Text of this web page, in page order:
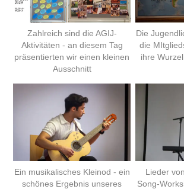
Zahlreich sind die AGIJ-
Aktivitäten - an diesem Tag
präsentierten wir einen kleinen
Ausschnitt
Die
die
ihre
Ein musikalisches Kleinod - ein
schönes Ergebnis unseres
Lieder
Song-